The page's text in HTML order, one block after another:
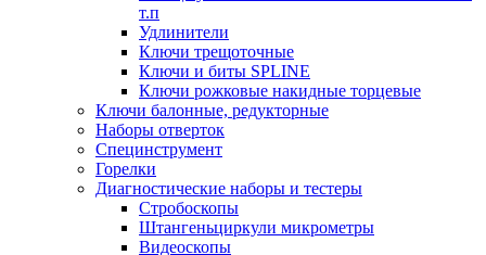
т.п
Удлинители
Ключи трещоточные
Ключи и биты SPLINE
Ключи рожковые накидные торцевые
Ключи балонные, редукторные
Наборы отверток
Специнструмент
Горелки
Диагностические наборы и тестеры
Стробоскопы
Штангеньциркули микрометры
Видеоскопы